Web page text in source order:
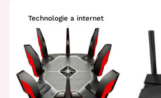
Technologie a internet